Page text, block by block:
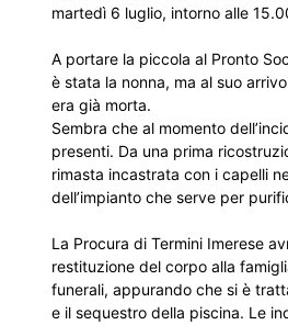
martedì 6 luglio, intorno alle
A portare la piccola al Pronto
è stata la nonna, ma al suo
era già morta.
Sembra che al momento
presenti. Da una prima
rimasta incastrata con i capelli
dell’impianto che serve per
La Procura di Termini Imerese
restituzione del corpo alla
funerali, appurando che si è
e il sequestro della piscina. Le